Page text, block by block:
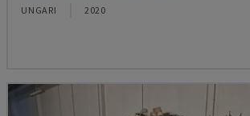
UNGARI 2020